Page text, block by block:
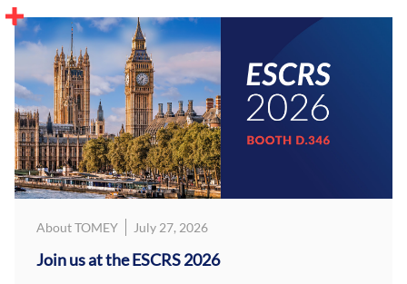
About TOMEY July 27, 2026
Join us at the ESCRS 2026